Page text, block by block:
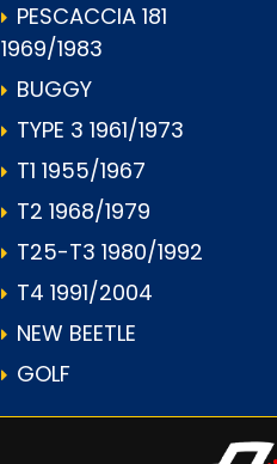
PESCACCIA 181
1969/1983
BUGGY
TYPE 3 1961/1973
T1 1955/1967
T2 1968/1979
T25-T3 1980/1992
T4 1991/2004
NEW BEETLE
GOLF